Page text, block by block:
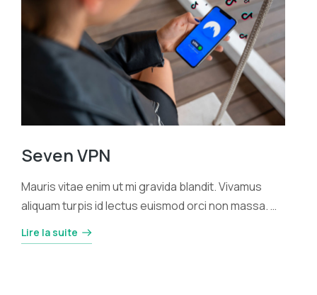
Seven VPN
Mauris vitae enim ut mi gravida blandit. Vivamus
aliquam turpis id lectus euismod orci non massa. …
Lire la suite